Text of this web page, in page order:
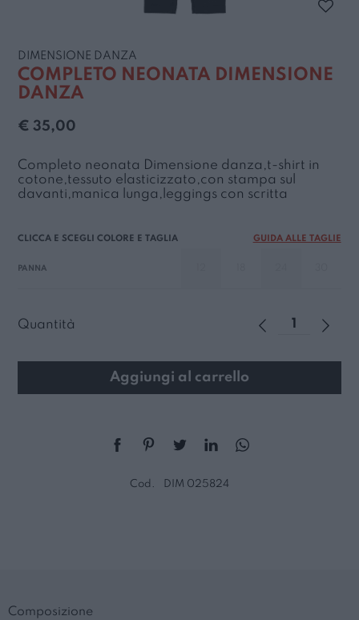
DIMENSIONE DANZA
COMPLETO NEONATA DIMENSIONE
DANZA
€ 35,00
Completo neonata Dimensione danza,t-shirt in
cotone,tessuto elasticizzato,con stampa sul
davanti,manica lunga,leggings con scritta
GUIDA ALLE TAGLIE
PANNA
Quantità
Aggiungi al carrello
Cod. DIM 025824
Composizione